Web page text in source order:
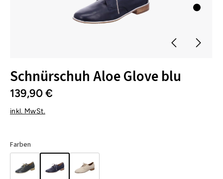
Schnürschuh Aloe Glove blu
139,90 €
inkl. MwSt.
Farben